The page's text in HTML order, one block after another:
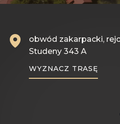
obwód zakarpacki,
Studeny 343 A
WYZNACZ TRASĘ